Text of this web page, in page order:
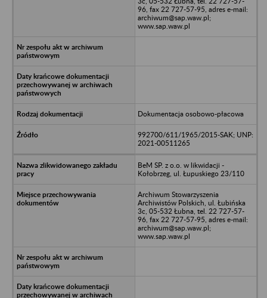
96, fax 22 727-57-95, adres e-mail:
archiwum@sap.waw.pl;
www.sap.waw.pl
Dokumentacja osobowo-płacowa
992700/611/1965/2015-SAK; UNP:
2021-00511265
BeM SP. z o.o. w likwidacji -
Kołobrzeg, ul. Łupuskiego 23/110
Archiwum Stowarzyszenia
Archiwistów Polskich, ul. Łubińska
3c, 05-532 Łubna, tel. 22 727-57-
96, fax 22 727-57-95, adres e-mail:
archiwum@sap.waw.pl;
www.sap.waw.pl